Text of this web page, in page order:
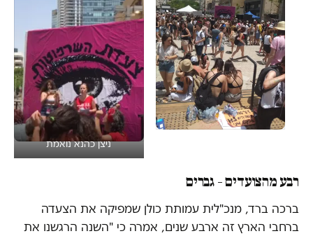
ניצן כהנא נואמת
רבע מהצועדים – גברים
ברכה ברד, מנכ"לית עמותת כולן שמפיקה את הצעדה
ברחבי הארץ זה ארבע שנים, אמרה כי "השנה הרגשנו את